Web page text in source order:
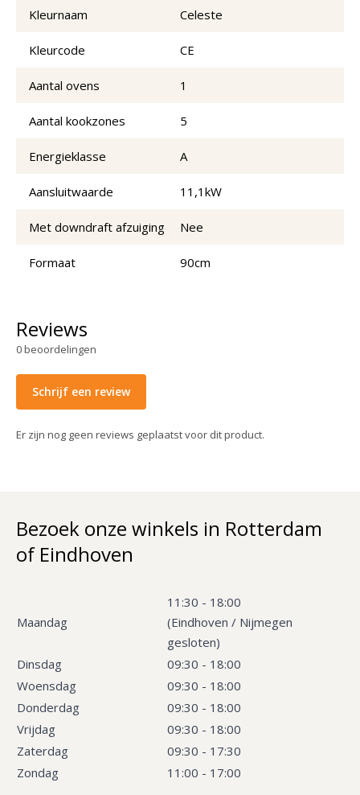
Kleurnaam Celeste
Kleurcode CE
Aantal ovens 1
Aantal kookzones 5
Energieklasse A
Aansluitwaarde 11,1kW
Met downdraft afzuiging Nee
Formaat 90cm
Reviews
0beoordelingen
Schrijf een review
Er zijn nog geen reviews geplaatst voor dit product.
Bezoek onze winkels in Rotterdam
of Eindhoven
Maandag
11:30 - 18:00
(Eindhoven / Nijmegen
gesloten)
Dinsdag
09:30 - 18:00
Woensdag
09:30 - 18:00
Donderdag
09:30 - 18:00
Vrijdag
09:30 - 18:00
Zaterdag
09:30 - 17:30
Zondag
11:00 - 17:00